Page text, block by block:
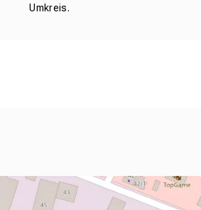
Umkreis.